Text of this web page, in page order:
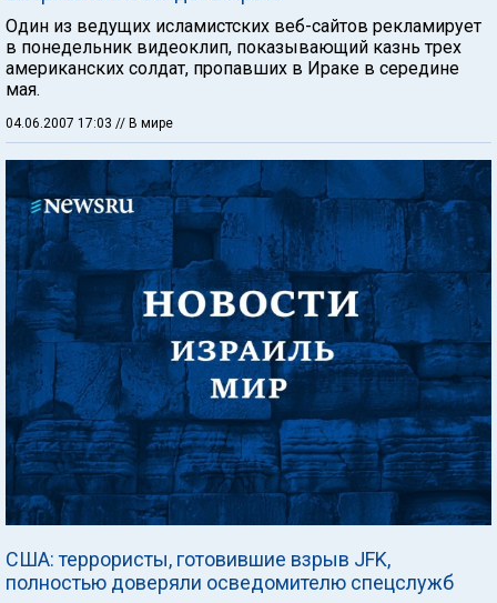
Один из ведущих исламистских веб-сайтов рекламирует
в понедельник видеоклип, показывающий казнь трех
американских солдат, пропавших в Ираке в середине
мая.
04.06.2007 17:03 // В мире
США: террористы, готовившие взрыв JFK,
полностью доверяли осведомителю спецслужб